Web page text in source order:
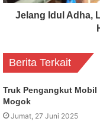
Jelang Idul Adha,
Berita Terkait
Truk Pengangkut Mobil
Mogok
Jumat, 27 Juni 2025